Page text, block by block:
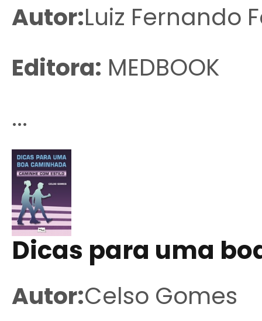
Autor:Luiz Fernando
Editora: MEDBOOK
...
Dicas para uma
Autor:Celso Gomes